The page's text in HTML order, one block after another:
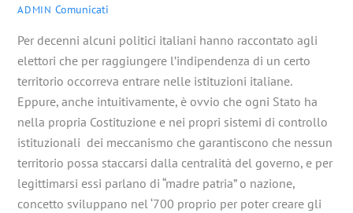
ADMIN Comunicati
Per decenni alcuni politici italiani hanno raccontato agli
elettori che per raggiungere l’indipendenza di un certo
territorio occorreva entrare nelle istituzioni italiane.
Eppure, anche intuitivamente, è ovvio che ogni Stato ha
nella propria Costituzione e nei propri sistemi di controllo
istituzionali dei meccanismo che garantiscono che nessun
territorio possa staccarsi dalla centralità del governo, e per
legittimarsi essi parlano di “madre patria” o nazione,
concetto sviluppano nel ‘700 proprio per poter creare gli